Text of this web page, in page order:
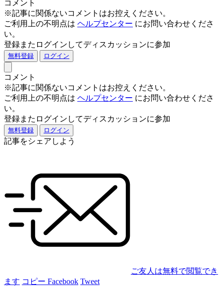
コメント
※記事に関係ないコメントはお控えください。
ご利用上の不明点は ヘルプセンター にお問い合わせくださ
い。
登録またログインしてディスカッションに参加
無料登録 ログイン
コメント
※記事に関係ないコメントはお控えください。
ご利用上の不明点は ヘルプセンター にお問い合わせくださ
い。
登録またログインしてディスカッションに参加
無料登録 ログイン
記事をシェアしよう
ご友人は無料で閲覧でき
ます コピー Facebook Tweet